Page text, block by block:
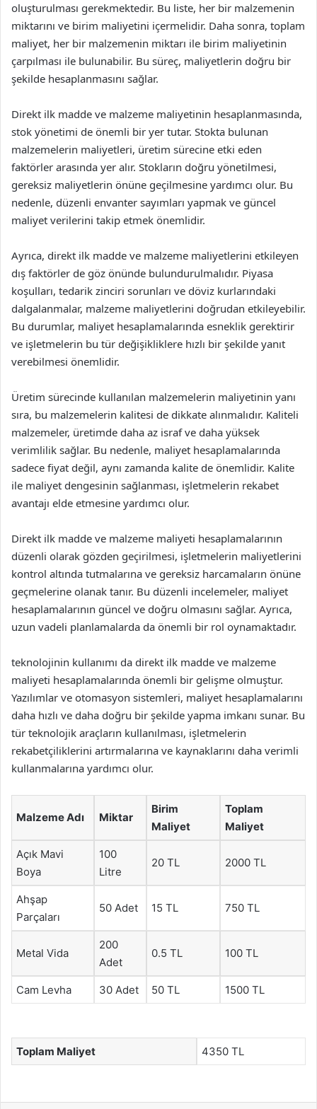
oluşturulması gerekmektedir. Bu liste, her bir malzemenin
miktarını ve birim maliyetini içermelidir. Daha sonra, toplam
maliyet, her bir malzemenin miktarı ile birim maliyetinin
çarpılması ile bulunabilir. Bu süreç, maliyetlerin doğru bir
şekilde hesaplanmasını sağlar.
Direkt ilk madde ve malzeme maliyetinin hesaplanmasında,
stok yönetimi de önemli bir yer tutar. Stokta bulunan
malzemelerin maliyetleri, üretim sürecine etki eden
faktörler arasında yer alır. Stokların doğru yönetilmesi,
gereksiz maliyetlerin önüne geçilmesine yardımcı olur. Bu
nedenle, düzenli envanter sayımları yapmak ve güncel
maliyet verilerini takip etmek önemlidir.
Ayrıca, direkt ilk madde ve malzeme maliyetlerini etkileyen
dış faktörler de göz önünde bulundurulmalıdır. Piyasa
koşulları, tedarik zinciri sorunları ve döviz kurlarındaki
dalgalanmalar, malzeme maliyetlerini doğrudan etkileyebilir.
Bu durumlar, maliyet hesaplamalarında esneklik gerektirir
ve işletmelerin bu tür değişikliklere hızlı bir şekilde yanıt
verebilmesi önemlidir.
Üretim sürecinde kullanılan malzemelerin maliyetinin yanı
sıra, bu malzemelerin kalitesi de dikkate alınmalıdır. Kaliteli
malzemeler, üretimde daha az israf ve daha yüksek
verimlilik sağlar. Bu nedenle, maliyet hesaplamalarında
sadece fiyat değil, aynı zamanda kalite de önemlidir. Kalite
ile maliyet dengesinin sağlanması, işletmelerin rekabet
avantajı elde etmesine yardımcı olur.
Direkt ilk madde ve malzeme maliyeti hesaplamalarının
düzenli olarak gözden geçirilmesi, işletmelerin maliyetlerini
kontrol altında tutmalarına ve gereksiz harcamaların önüne
geçmelerine olanak tanır. Bu düzenli incelemeler, maliyet
hesaplamalarının güncel ve doğru olmasını sağlar. Ayrıca,
uzun vadeli planlamalarda da önemli bir rol oynamaktadır.
teknolojinin kullanımı da direkt ilk madde ve malzeme
maliyeti hesaplamalarında önemli bir gelişme olmuştur.
Yazılımlar ve otomasyon sistemleri, maliyet hesaplamalarını
daha hızlı ve daha doğru bir şekilde yapma imkanı sunar. Bu
tür teknolojik araçların kullanılması, işletmelerin
rekabetçiliklerini artırmalarına ve kaynaklarını daha verimli
kullanmalarına yardımcı olur.
Malzeme Adı Miktar
Birim
Maliyet
Toplam
Maliyet
Açık Mavi
Boya
100
Litre
20 TL 2000 TL
Ahşap
Parçaları
50 Adet 15 TL 750 TL
Metal Vida
200
Adet
0.5 TL 100 TL
Cam Levha 30 Adet 50 TL 1500 TL
Toplam Maliyet 4350 TL